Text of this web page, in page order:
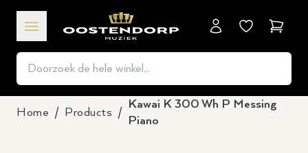
Home / Products /
Kawai K 300 Wh P Messing
Piano